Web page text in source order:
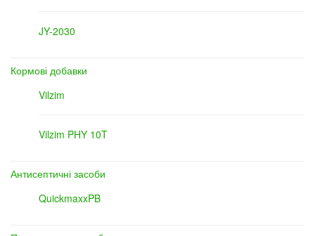
JY-2030
Кормові добавки
Vilzim
Vilzim PHY 10T
Антисептичні засоби
QuickmaxxPB